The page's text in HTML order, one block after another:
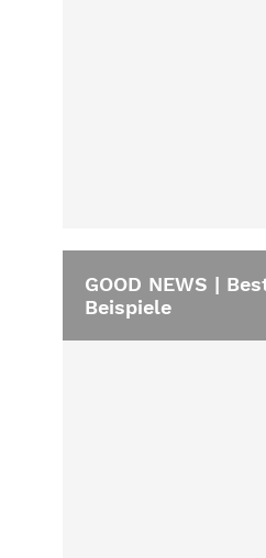
GOOD NEWS |
Beispiele